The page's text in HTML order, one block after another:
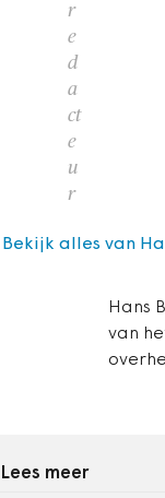
r
e
d
a
ct
e
u
r
Hans
van
Bekijk alles van
Lees meer